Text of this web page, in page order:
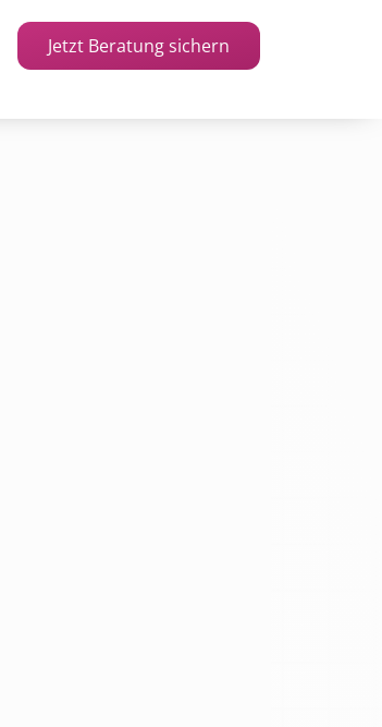
Jetzt Beratung sichern